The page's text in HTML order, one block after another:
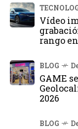
Vídeo
rango
BLOG
GAME
2026
BLOG